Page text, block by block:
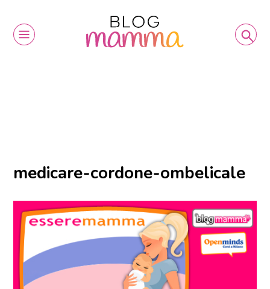
medicare-cordone-ombelicale